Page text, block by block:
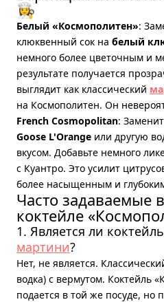
👩‍🍳
Белый «Космополитен»:
клюквенный сок на белый
немного более цветочным и
результате получается
выглядит как классический
на Космополитен. Он
French Cosmopolitan:
Goose L'Orange или другую
вкусом. Добавьте немного
с Куантро. Это усилит
более насыщенным и
Часто задаваемые
коктейле
1. Является ли
мартини?
Нет, не является.
водка) с вермутом. Коктейль
подается в той же посуде, но